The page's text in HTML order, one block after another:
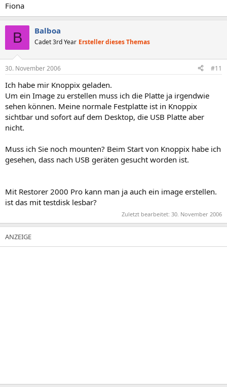
Fiona
B Balboa
Cadet 3rd Year Ersteller dieses Themas
30. November 2006 #11
Ich habe mir Knoppix geladen.
Um ein Image zu erstellen muss ich die Platte ja irgendwie
sehen können. Meine normale Festplatte ist in Knoppix
sichtbar und sofort auf dem Desktop, die USB Platte aber
nicht.
Muss ich Sie noch mounten? Beim Start von Knoppix habe ich
gesehen, dass nach USB geräten gesucht worden ist.
Mit Restorer 2000 Pro kann man ja auch ein image erstellen.
ist das mit testdisk lesbar?
Zuletzt bearbeitet: 30. November 2006